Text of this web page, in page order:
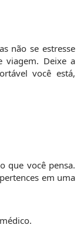
não se estresse
viagem. Deixe a
você está,
que você pensa.
em uma